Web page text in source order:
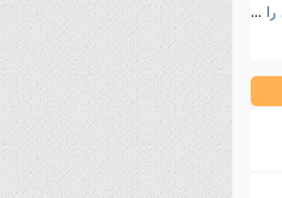
در مقابل آمریکا ما چه کسی را داریم؟!...